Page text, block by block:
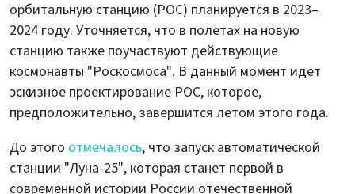
орбитальную станцию (РОС) планируется в 2023–
2024 году. Уточняется, что в полетах на новую
станцию также поучаствуют действующие
космонавты "Роскосмоса". В данный момент идет
эскизное проектирование РОС, которое,
предположительно, завершится летом этого года.
До этого отмечалось, что запуск автоматической
станции "Луна-25", которая станет первой в
современной истории России отечественной